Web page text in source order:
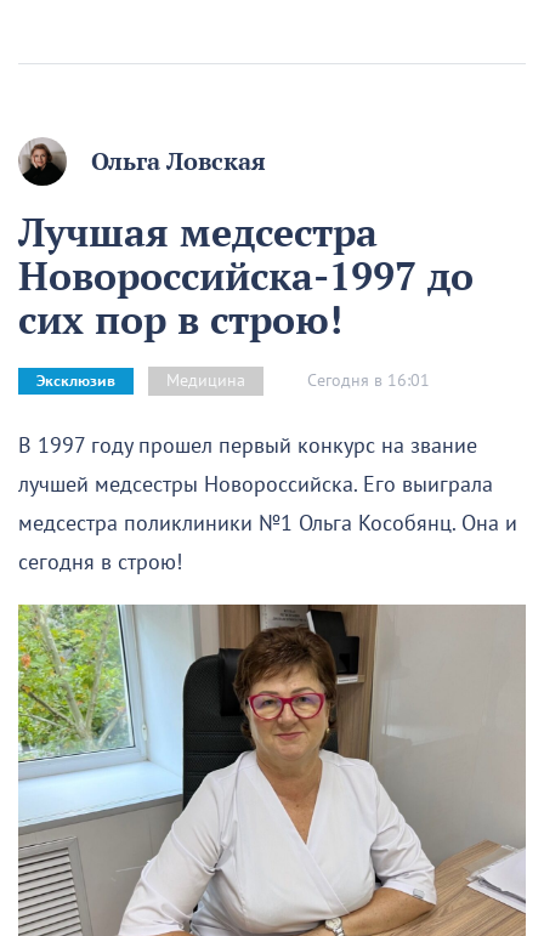
Ольга Ловская
Лучшая медсестра
Новороссийска-1997 до
сих пор в строю!
Эксклюзив Медицина Сегодня в 16:01
В 1997 году прошел первый конкурс на звание
лучшей медсестры Новороссийска. Его выиграла
медсестра поликлиники №1 Ольга Кособянц. Она и
сегодня в строю!